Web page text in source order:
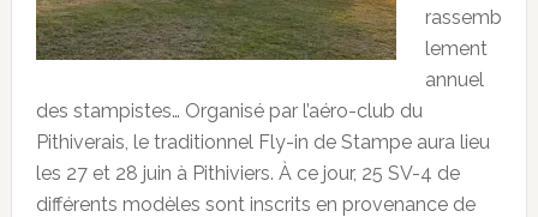
rassemb
lement
annuel
des stampistes… Organisé par l’aéro-club du
Pithiverais, le traditionnel Fly-in de Stampe aura lieu
les 27 et 28 juin à Pithiviers. À ce jour, 25 SV-4 de
différents modèles sont inscrits en provenance de